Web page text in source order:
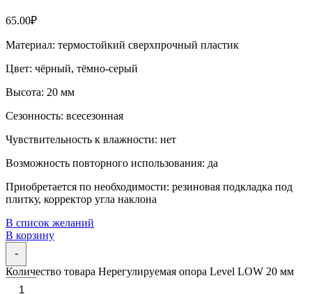
65.00₽
Материал: термостойкий сверхпрочный пластик
Цвет: чёрный, тёмно-серый
Высота: 20 мм
Сезонность: всесезонная
Чувствительность к влажности: нет
Возможность повторного использования: да
Приобретается по необходимости: резиновая подкладка под
плитку, корректор угла наклона
В список желаний
В корзину
-
Количество товара Нерегулируемая опора Level LOW 20 мм